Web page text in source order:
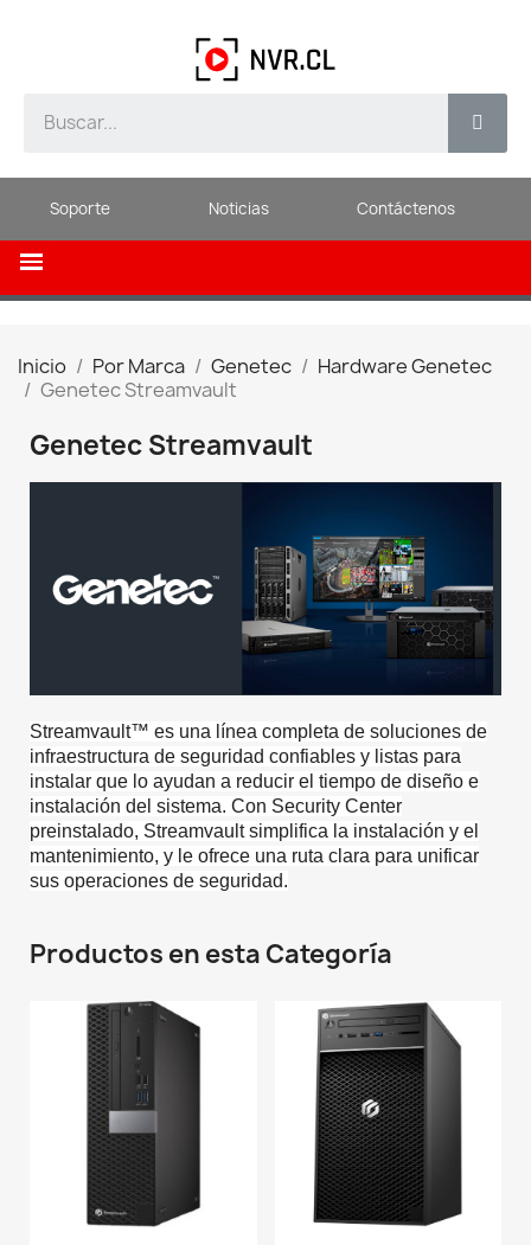
Soporte Noticias Contáctenos
Inicio Por Marca Genetec
Hardware Genetec
Genetec Streamvault
Genetec Streamvault
Streamvault™ es una línea completa de soluciones de
infraestructura de seguridad confiables y listas para
instalar que lo ayudan a reducir el tiempo de diseño e
instalación del sistema. Con Security Center
preinstalado, Streamvault simplifica la instalación y el
mantenimiento, y le ofrece una ruta clara para unificar
sus operaciones de seguridad.
Productos en esta Categoría